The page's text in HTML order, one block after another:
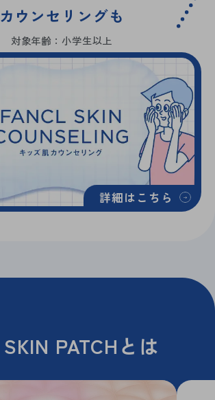
カウンセリングも
対象年齢：小学生以上
詳細はこちら
SKIN PATCHと は